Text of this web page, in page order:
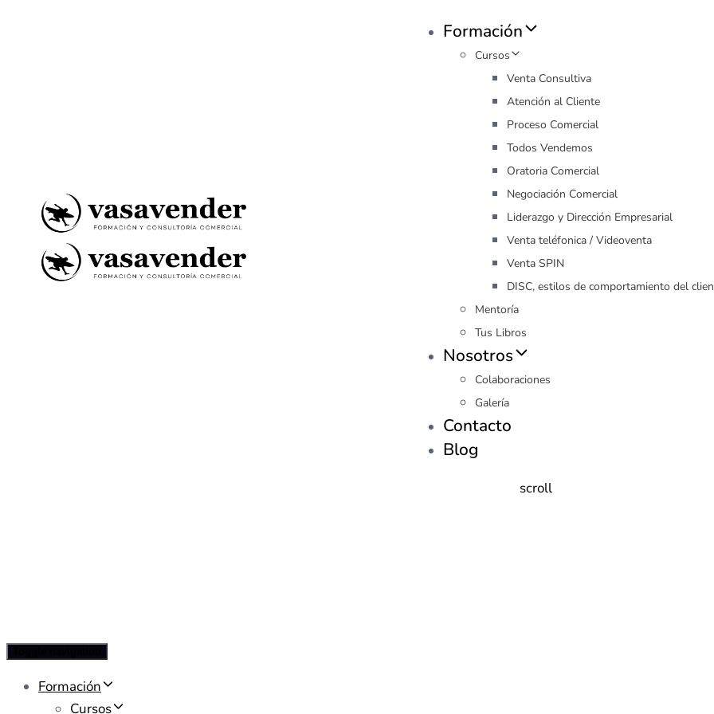
Formación
Cursos
Venta Consultiva
Atención al Cliente
Proceso Comercial
Todos Vendemos
Oratoria Comercial
Negociación Comercial
Liderazgo y Dirección Empresarial
Venta teléfonica / Videoventa
Venta SPIN
DISC, estilos de comportamiento del
Mentoría
Tus Libros
Nosotros
Colaboraciones
Galería
Contacto
Blog
scroll
Formación
Cursos